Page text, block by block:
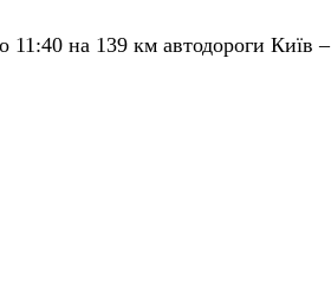
11:40 на 139 км автодороги Київ –